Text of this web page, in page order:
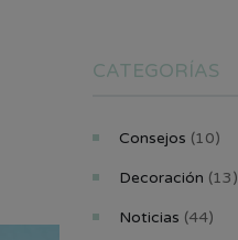
CATEGORÍAS
Consejos (10)
Decoración (13)
Noticias (44)